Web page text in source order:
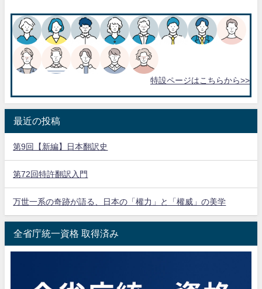
特設ページはこちらから>>
最近の投稿
第9回【新編】日本翻訳史
第72回特許翻訳入門
万世一系の奇跡が語る、日本の「權力」と「權威」の美学
全省庁統一資格 取得済み